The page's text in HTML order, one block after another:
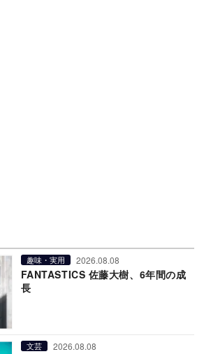
趣味・実用 2026.08.08
FANTASTICS 佐藤大樹、6年間の成
長
文芸 2026.08.08